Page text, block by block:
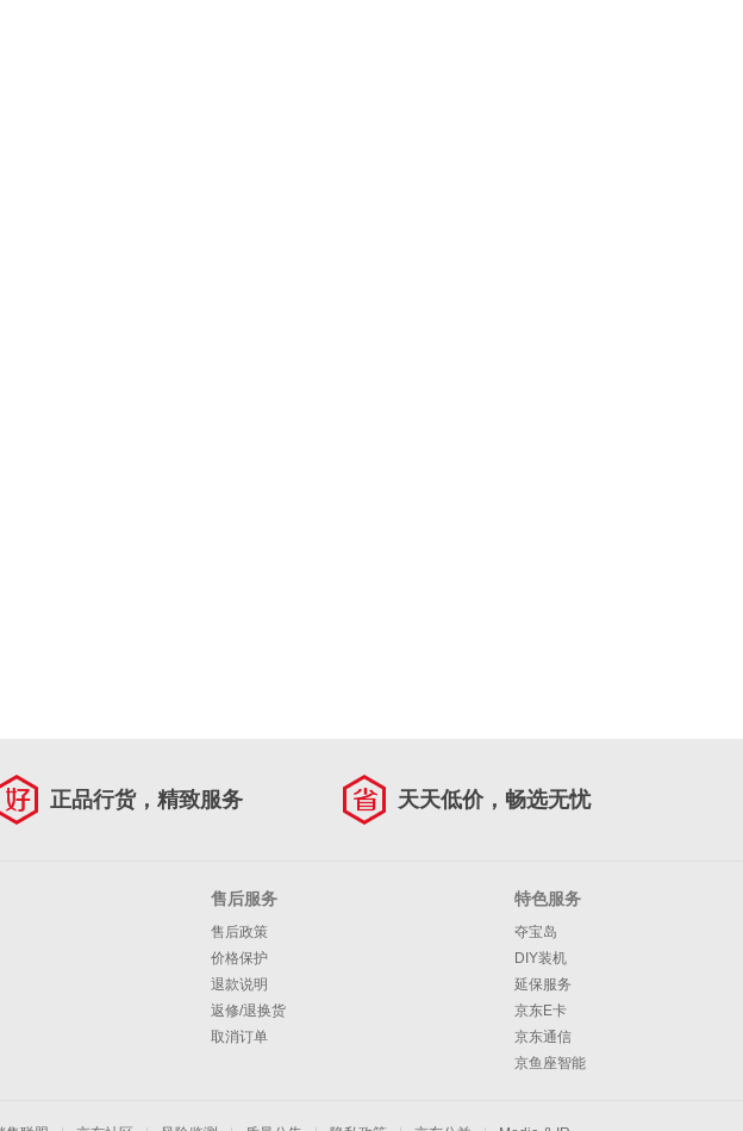
正品行货，精致服务 天天低价，畅选无忧
售后服务
售后政策
价格保护
退款说明
返修/退换货
取消订单
特色服务
夺宝岛
DIY装机
延保服务
京东E卡
京东通信
京鱼座智能